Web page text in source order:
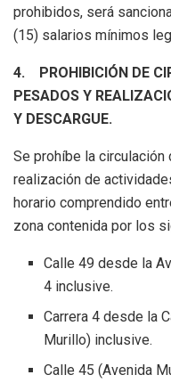
prohibidos, será
(15) salarios mínimos
4. PROHIBICIÓN DE
PESADOS Y
Y DESCARGUE.
Se prohíbe la
realización de
horario comprendido
zona contenida por los
Calle 49 desde la
4 inclusive.
Carrera 4 desde la
Murillo) inclusive.
Calle 45 (Avenida